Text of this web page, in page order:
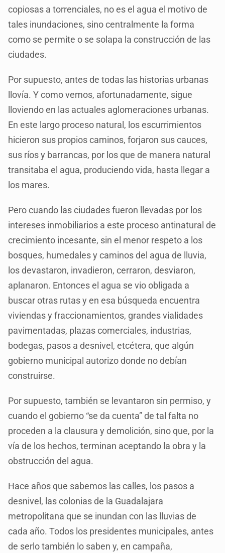
copiosas a torrenciales, no es el agua el motivo de
tales inundaciones, sino centralmente la forma
como se permite o se solapa la construcción de las
ciudades.
Por supuesto, antes de todas las historias urbanas
llovía. Y como vemos, afortunadamente, sigue
lloviendo en las actuales aglomeraciones urbanas.
En este largo proceso natural, los escurrimientos
hicieron sus propios caminos, forjaron sus cauces,
sus ríos y barrancas, por los que de manera natural
transitaba el agua, produciendo vida, hasta llegar a
los mares.
Pero cuando las ciudades fueron llevadas por los
intereses inmobiliarios a este proceso antinatural de
crecimiento incesante, sin el menor respeto a los
bosques, humedales y caminos del agua de lluvia,
los devastaron, invadieron, cerraron, desviaron,
aplanaron. Entonces el agua se vio obligada a
buscar otras rutas y en esa búsqueda encuentra
viviendas y fraccionamientos, grandes vialidades
pavimentadas, plazas comerciales, industrias,
bodegas, pasos a desnivel, etcétera, que algún
gobierno municipal autorizo donde no debían
construirse.
Por supuesto, también se levantaron sin permiso, y
cuando el gobierno “se da cuenta” de tal falta no
proceden a la clausura y demolición, sino que, por la
vía de los hechos, terminan aceptando la obra y la
obstrucción del agua.
Hace años que sabemos las calles, los pasos a
desnivel, las colonias de la Guadalajara
metropolitana que se inundan con las lluvias de
cada año. Todos los presidentes municipales, antes
de serlo también lo saben y, en campaña,